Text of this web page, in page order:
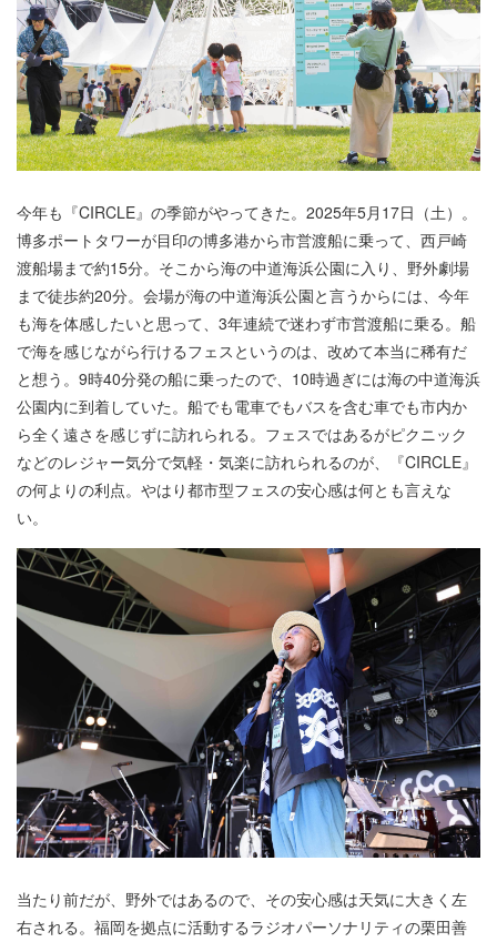
今年も『CIRCLE』の季節がやってきた。2025年5月17日（土）。
博多ポートタワーが目印の博多港から市営渡船に乗って、西戸崎
渡船場まで約15分。そこから海の中道海浜公園に入り、野外劇場
まで徒歩約20分。会場が海の中道海浜公園と言うからには、今年
も海を体感したいと思って、3年連続で迷わず市営渡船に乗る。船
で海を感じながら行けるフェスというのは、改めて本当に稀有だ
と想う。9時40分発の船に乗ったので、10時過ぎには海の中道海浜
公園内に到着していた。船でも電車でもバスを含む車でも市内か
ら全く遠さを感じずに訪れられる。フェスではあるがピクニック
などのレジャー気分で気軽・気楽に訪れられるのが、『CIRCLE』
の何よりの利点。やはり都市型フェスの安心感は何とも言えな
い。
当たり前だが、野外ではあるので、その安心感は天気に大きく左
右される。福岡を拠点に活動するラジオパーソナリティの栗田善